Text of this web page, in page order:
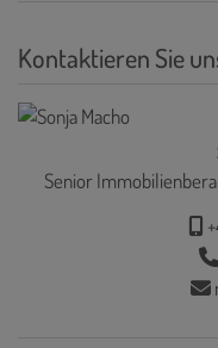
Kontaktieren Sie
Senior